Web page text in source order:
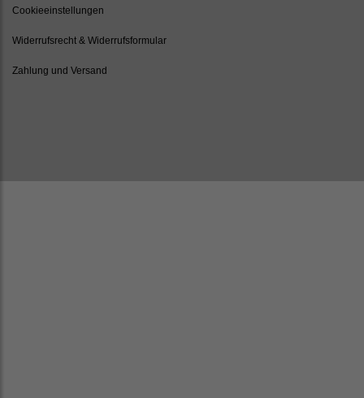
Cookieeinstellungen
Widerrufsrecht & Widerrufsformular
Zahlung und Versand